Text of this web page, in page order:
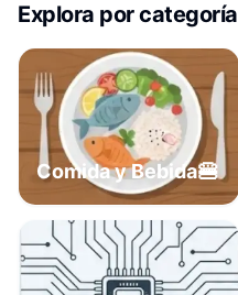
Explora por categoría
Comida y Bebida🍔